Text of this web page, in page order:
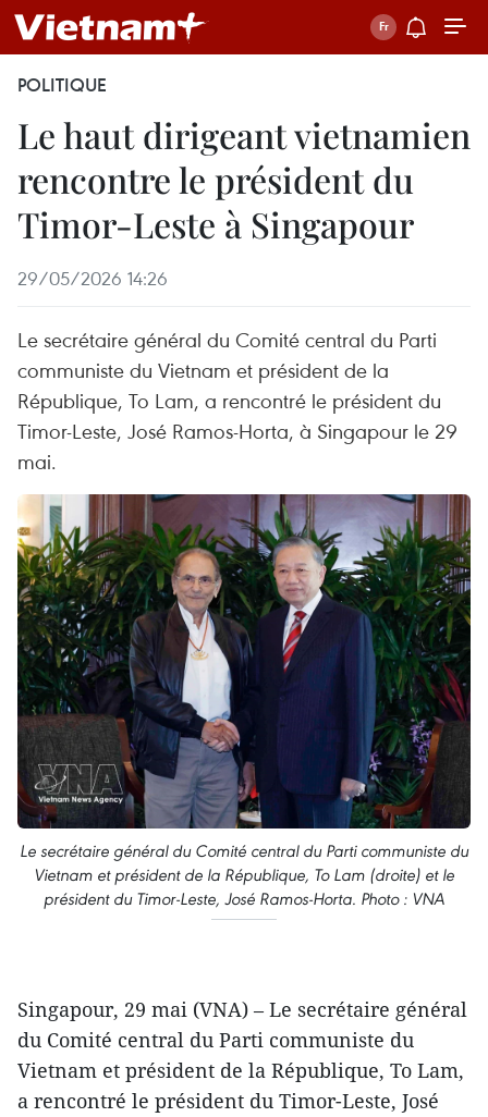
POLITIQUE
Le haut dirigeant vietnamien
rencontre le président du
Timor-Leste à Singapour
29/05/2026 14:26
Le secrétaire général du Comité central du Parti
communiste du Vietnam et président de la
République, To Lam, a rencontré le président du
Timor-Leste, José Ramos-Horta, à Singapour le 29
mai.
Le secrétaire général du Comité central du Parti communiste du
Vietnam et président de la République, To Lam (droite) et le
président du Timor-Leste, José Ramos-Horta. Photo : VNA
Singapour, 29 mai (VNA) – Le secrétaire général
du Comité central du Parti communiste du
Vietnam et président de la République, To Lam,
a rencontré le président du Timor-Leste, José